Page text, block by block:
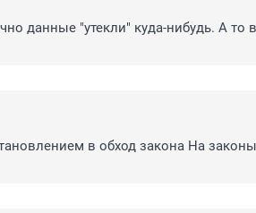
данные "утекли" куда-нибудь. А то
в обход закона На